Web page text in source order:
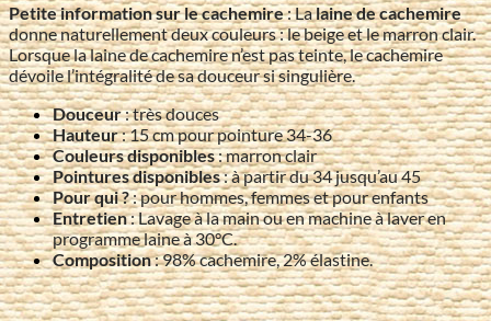
Petite information sur le cachemire: Lalaine de cachemire
donne naturellement deux couleurs : le beige et le marron clair.
Lorsque la laine de cachemire n’est pas teinte, le cachemire
dévoile l’intégralité de sa douceur si singulière.
Douceur: très douces
Hauteur: 15 cm pour pointure 34-36
Couleurs disponibles: marron clair
Pointures disponibles: à partir du 34 jusqu’au 45
Pour qui ?: pour hommes, femmes et pour enfants
Entretien: Lavage à la main ou en machine à laver en
programme laine à 30°C.
Composition: 98% cachemire, 2% élastine.